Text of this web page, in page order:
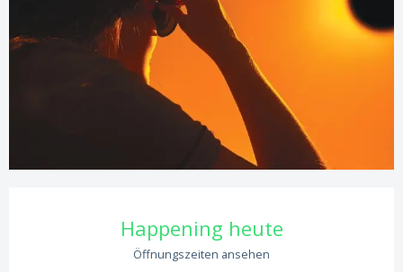
Öffnungszeiten & Kontaktdaten
Happening heute
Öffnungszeiten ansehen